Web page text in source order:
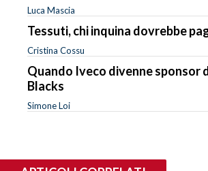
Luca Mascia
Tessuti, chi inquina dovrebbe
Cristina Cossu
Quando Iveco divenne sponsor
Blacks
Simone Loi